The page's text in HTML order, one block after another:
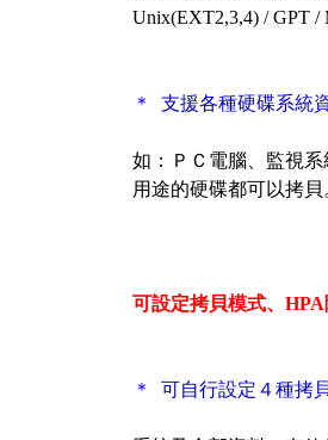
Unix(EXT2,3,4) / GPT
＊ 支援各種硬碟系統
如：ＰＣ電腦、監視
用途的硬碟都可以拷貝
可設定拷貝模式、
＊ 可自行設定４種拷